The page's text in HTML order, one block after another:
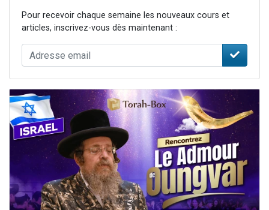
Pour recevoir chaque semaine les nouveaux cours et
articles, inscrivez-vous dès maintenant :